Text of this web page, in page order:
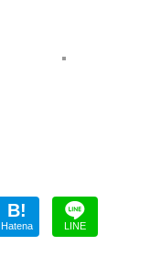
B!
Hatena LINE